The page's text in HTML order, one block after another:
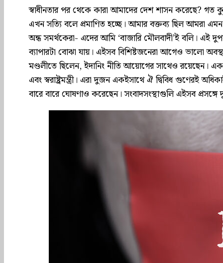
স্বাধীনতার পর থেকে কারা আমাদের দেশ শাসন করেছে?
এখন সত্যি বলে প্রমাণিত হচ্ছে। আমার বক্তব্য ছিল আমরা
অন্ধ সমর্থকেরা- এদের আমি ‘বাজারি মৌলবাদী’ই বলি। এই
ব্যাপারটা বোঝা যায়। এইসব বিশিষ্টজনেরা আগেও ভালো
মণ্ডলীতে ছিলেন, ইদানিং নীতি আয়োগের সাথেও রয়েছেন।
এবং স্বরাষ্ট্রমন্ত্রী। এরা দুজন একইসাথে ঐ দ্বিবিধ গুণেরই
বারে বারে ঘোষণাও করেছেন। সংবাদসংস্থাগুলি এইসব